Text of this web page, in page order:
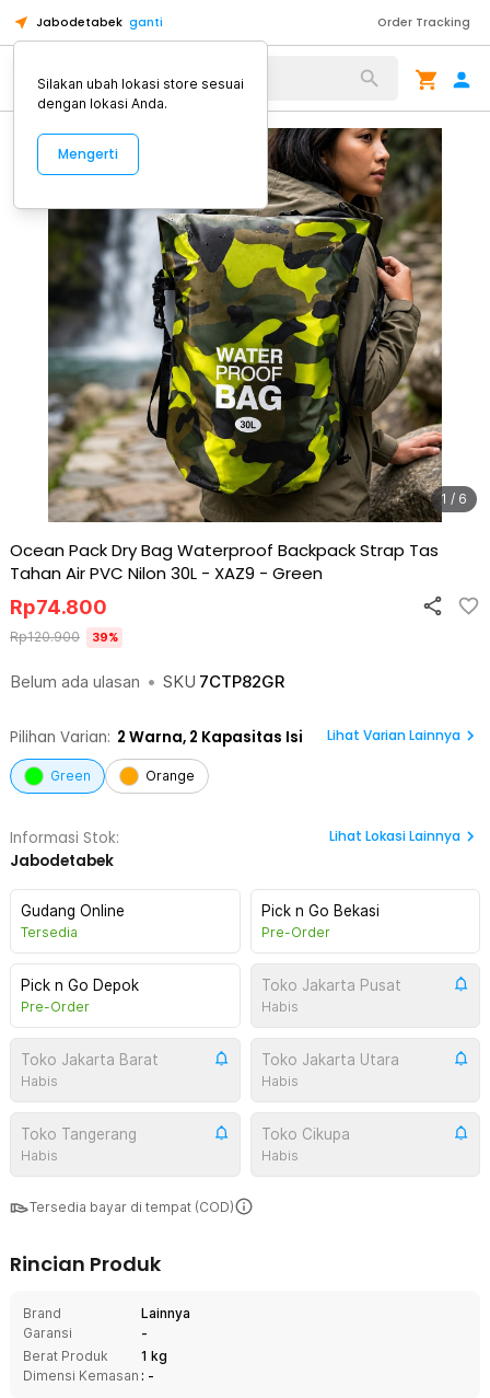
Jabodetabek ganti Order Tracking
Alat Kopi
1 / 6
Ocean Pack Dry Bag Waterproof Backpack Strap Tas
Tahan Air PVC Nilon 30L - XAZ9 - Green
Belum ada ulasan • SKU 7CTP82GR
Rp74.800
Rp120.900 39%
Pilihan Varian: 2 Warna, 2 Kapasitas Isi Lihat Varian Lainnya
Green Orange
Informasi Stok:
Jabodetabek
Lihat Lokasi Lainnya
Gudang Online
Tersedia
Pick n Go Bekasi
Pre-Order
Pick n Go Depok
Pre-Order
Toko Jakarta Pusat
Habis
Toko Jakarta Barat
Habis
Toko Jakarta Utara
Habis
Toko Tangerang
Habis
Toko Cikupa
Habis
Tersedia bayar di tempat (COD)
Rincian Produk
Brand
Lainnya
Garansi
-
Berat Produk
1 kg
Dimensi Kemasan : -
Silakan ubah lokasi store sesuai
dengan lokasi Anda.
Mengerti